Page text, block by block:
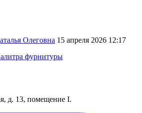
Олеговна 15 апреля 2026 12:17
фурнитуры
д. 13, помещение I.